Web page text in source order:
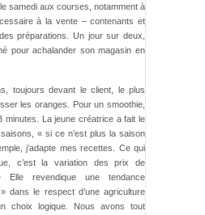
samedi aux courses, notamment à
à la vente – contenants et
préparations. Un jour sur deux,
pour achalander son magasin en
toujours devant le client, le plus
les oranges. Pour un smoothie,
minutes. La jeune créatrice a fait le
« si ce n’est plus la saison
j’adapte mes recettes. Ce qui
c’est la variation des prix de
Elle revendique une tendance
dans le respect d’une agriculture
choix logique. Nous avons tout